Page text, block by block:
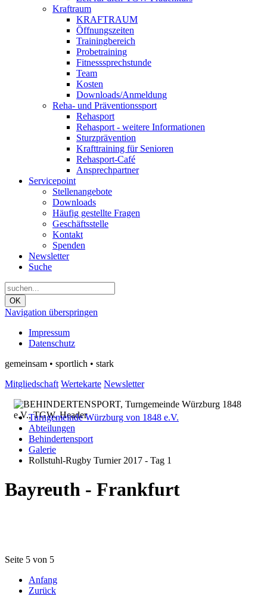
Kraftraum
KRAFTRAUM
Öffnungszeiten
Trainingbereich
Probetraining
Fitnesssprechstunde
Team
Kosten
Downloads/Anmeldung
Reha- und Präventionssport
Rehasport
Rehasport - weitere Informationen
Sturzprävention
Krafttraining für Senioren
Rehasport-Café
Ansprechpartner
Servicepoint
Stellenangebote
Downloads
Häufig gestellte Fragen
Geschäftsstelle
Kontakt
Spenden
Newsletter
Suche
OK
Navigation überspringen
Impressum
Datenschutz
gemeinsam • sportlich • stark
Mitgliedschaft Wertekarte Newsletter
Turngemeinde Würzburg von 1848 e.V.
Abteilungen
Behindertensport
Galerie
Rollstuhl-Rugby Turnier 2017 - Tag 1
Bayreuth - Frankfurt
Seite 5 von 5
Anfang
Zurück